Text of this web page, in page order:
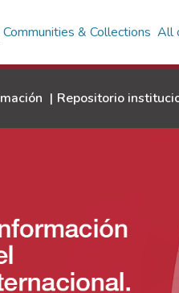
Communities & Collections All
| Repositorio